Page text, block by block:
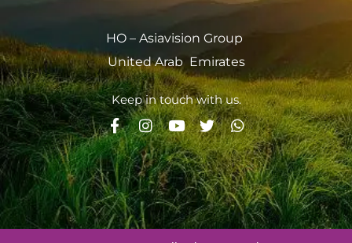
HO – Asiavision Group
United Arab Emirates
Keep in touch with us.